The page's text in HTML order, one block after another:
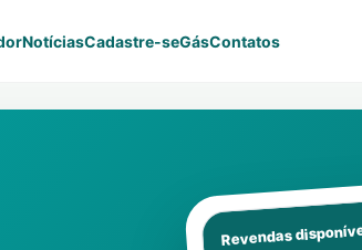
NotíciasCadastre-seGásContatos
Revendas